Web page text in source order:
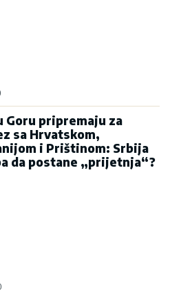
Goru pripremaju za
sa Hrvatskom,
i Prištinom: Srbija
da postane „prijetnja“?